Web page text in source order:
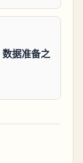
据准备之